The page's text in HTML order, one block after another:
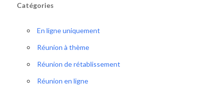
Catégories
En ligne uniquement
Réunion à thème
Réunion de rétablissement
Réunion en ligne